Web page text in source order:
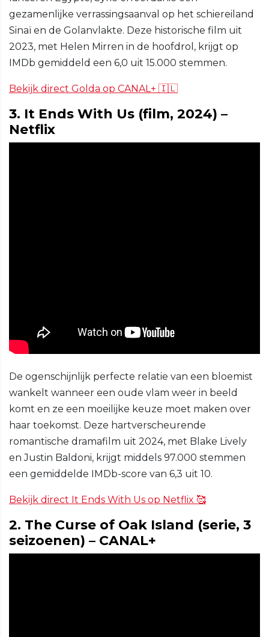
gezamenlijke verrassingsaanval op het schiereiland
Sinaï en de Golanvlakte. Deze historische film uit
2023, met Helen Mirren in de hoofdrol, krijgt op
IMDb gemiddeld een 6,0 uit 15.000 stemmen.
Bekijk direct Golda op CANAL+ 🇮🇱
3. It Ends With Us (film, 2024) –
Netflix
De ogenschijnlijk perfecte relatie van een bloemist
wankelt wanneer een oude vlam weer in beeld
komt en ze een moeilijke keuze moet maken over
haar toekomst. Deze hartverscheurende
romantische dramafilm uit 2024, met Blake Lively
en Justin Baldoni, krijgt middels 97.000 stemmen
een gemiddelde IMDb-score van 6,3 uit 10.
Bekijk direct It Ends With Us op Netflix 🥰
2. The Curse of Oak Island (serie, 3
seizoenen) – CANAL+